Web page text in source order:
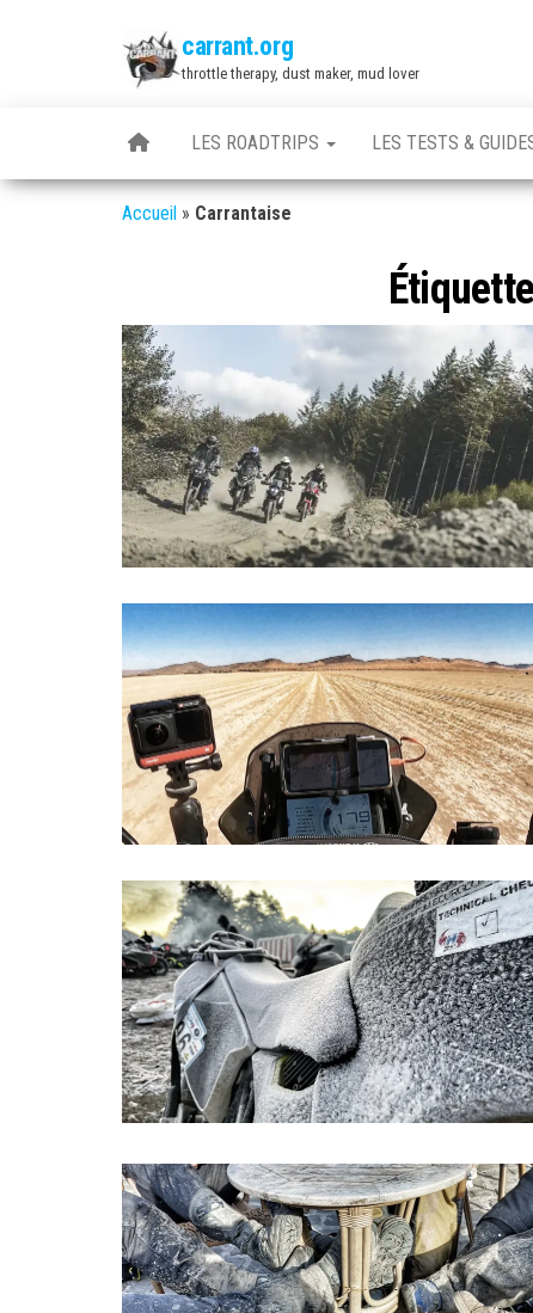
carrant.org
throttle therapy, dust maker, mud lover
LES ROADTRIPS LES TESTS &
Accueil » Carrantaise